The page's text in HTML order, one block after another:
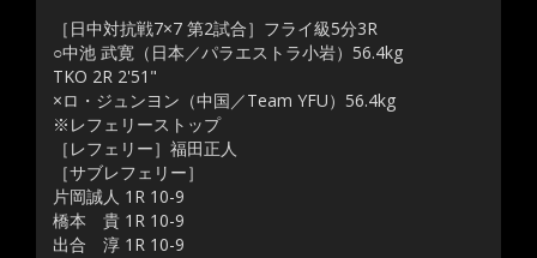
［日中対抗戦7×7 第2試合］フライ級5分3R
○中池 武寛（日本／パラエストラ小岩）56.4kg
TKO 2R 2'51"
×ロ・ジュンヨン（中国／Team YFU）56.4kg
※レフェリーストップ
［レフェリー］福田正人
［サブレフェリー］
片岡誠人 1R 10-9
橋本 貴 1R 10-9
出合 淳 1R 10-9